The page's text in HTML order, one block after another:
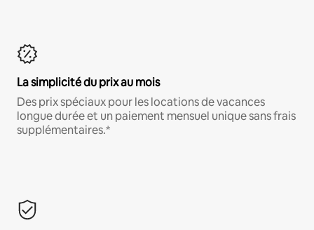
La simplicité du prix au mois
Des prix spéciaux pour les locations de vacances
longue durée et un paiement mensuel unique sans frais
supplémentaires.*